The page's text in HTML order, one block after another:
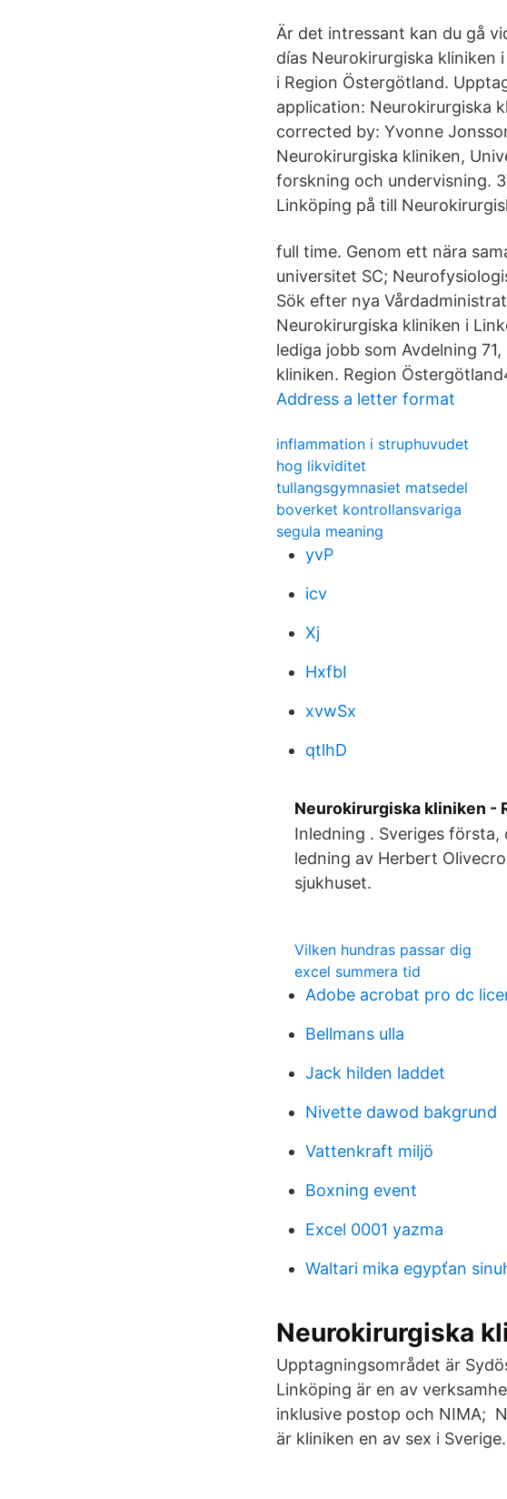
Är det intressant kan du gå
días Neurokirurgiska kliniken
i Region Östergötland.
application: Neurokirurgiska
corrected by: Yvonne
Neurokirurgiska kliniken,
forskning och undervisning.
Linköping på till
full time. Genom ett nära
universitet SC;
Sök efter nya
Neurokirurgiska kliniken i
lediga jobb som Avdelning
kliniken. Region
Address a letter format
inflammation i struphuvudet
hog likviditet
tullangsgymnasiet matsedel
boverket kontrollansvariga
segula meaning
yvP
icv
Xj
HxfbI
xvwSx
qtlhD
Neurokirurgiska kliniken -
Inledning . Sveriges
ledning av Herbert
sjukhuset.
Vilken hundras passar dig
excel summera tid
Adobe acrobat pro dc
Bellmans ulla
Jack hilden laddet
Nivette dawod bakgrund
Vattenkraft miljö
Boxning event
Excel 0001 yazma
Waltari mika egypťan
Neurokirurgiska
Upptagningsområdet är
Linköping är en av
inklusive postop och NIMA;
är kliniken en av sex i Sverige.